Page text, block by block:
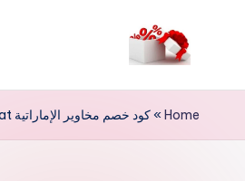
م
ر
Home
»كود خصم مخاوير الإماراتية Makhawir Alamarat للمخاوير النسائي